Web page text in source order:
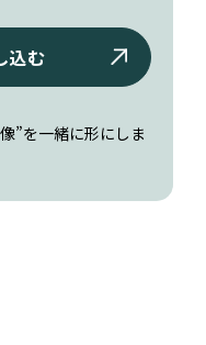
込む
”を一緒に形にしま